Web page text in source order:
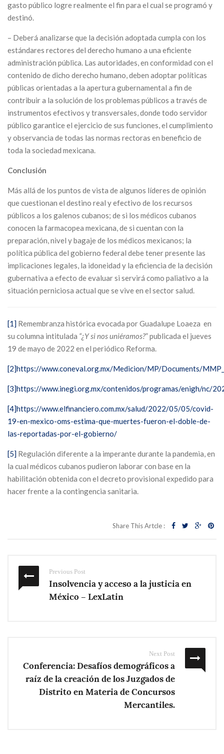
gasto público logre realmente el fin para el cual se programó y
destinó.
– Deberá analizarse que la decisión adoptada cumpla con los
estándares rectores del derecho humano a una eficiente
administración pública. Las autoridades, en conformidad con el
contenido de dicho derecho humano, deben adoptar políticas
públicas orientadas a la apertura gubernamental a fin de
contribuir a la solución de los problemas públicos a través de
instrumentos efectivos y transversales, donde todo servidor
público garantice el ejercicio de sus funciones, el cumplimiento
y observancia de todas las normas rectoras en beneficio de
toda la sociedad mexicana.
Conclusión
Más allá de los puntos de vista de algunos líderes de opinión
que cuestionan el destino real y efectivo de los recursos
públicos a los galenos cubanos; de si los médicos cubanos
conocen la farmacopea mexicana, de si cuentan con la
preparación, nivel y bagaje de los médicos mexicanos; la
política pública del gobierno federal debe tener presente las
implicaciones legales, la idoneidad y la eficiencia de la decisión
gubernativa a efecto de evaluar si servirá como paliativo a la
situación perniciosa actual que se vive en el sector salud.
[1] Remembranza histórica evocada por Guadalupe Loaeza en
su columna intitulada “¿Y si nos uniéramos?” publicada el jueves
19 de mayo de 2022 en el periódico Reforma.
[2]https://www.coneval.org.mx/Medicion/MP/Documents/
[3]https://www.inegi.org.mx/contenidos/programas/enigh/nc/
[4]https://www.elfinanciero.com.mx/salud/2022/05/05/covid-
19-en-mexico-oms-estima-que-muertes-fueron-el-doble-de-
las-reportadas-por-el-gobierno/
[5] Regulación diferente a la imperante durante la pandemia, en
la cual médicos cubanos pudieron laborar con base en la
habilitación obtenida con el decreto provisional expedido para
hacer frente a la contingencia sanitaria.
Share This Artcle :
Previous Post
Insolvencia y acceso a la justicia en
México – LexLatin
Next Post
Conferencia: Desafíos demográficos a
raíz de la creación de los Juzgados de
Distrito en Materia de Concursos
Mercantiles.